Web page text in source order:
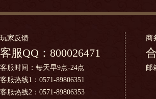
玩家反馈
客服QQ： 800026471
客服时间：每天早9点-24点
客服热线1：0571-89806351
客服热线2：0571-89806353
商
邮